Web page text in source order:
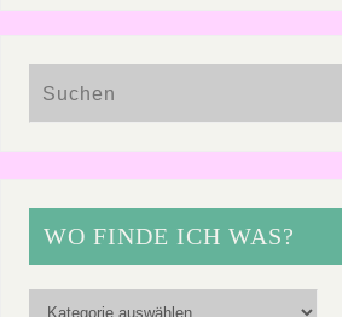
WO FINDE ICH WAS?